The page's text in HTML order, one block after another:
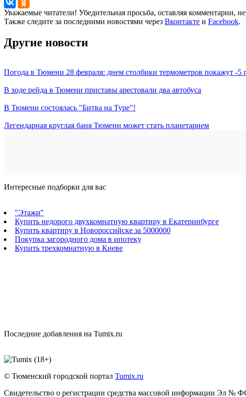
Уважаемые читатели! Убедительная просьба, оставляя комментарии,
Также следите за последними новостями через Вконтакте и Facebook.
Другие новости
Погода в Тюмени 28 февраля: днем столбики термометров покажут -5
В ходе рейда в Тюмени приставы арестовали два автобуса
В Тюмени состоялась "Битва на Туре"!
Легендарная круглая баня Тюмени может стать планетарием
Интересные подборки для вас
"Этажи"
Купить недорого двухкомнатную квартиру в Екатеринбурге
Купить квартиру в Новороссийске за 5000000
Покупка загородного дома в ипотеку
Купить трехкомнатную в Киеве
Последние добавления на Tumix.ru
© Тюменский городской портал Tumix.ru
Свидетельство о регистрации средства массовой информации Эл №